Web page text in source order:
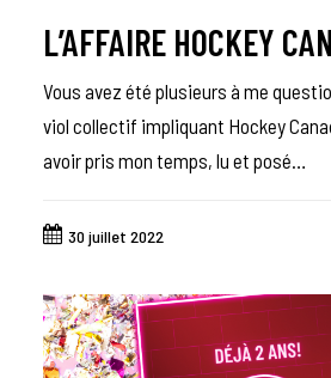
L’AFFAIRE HOCKEY
Vous avez été plusieurs à me
viol collectif impliquant Hockey
avoir pris mon temps, lu et posé…
30 juillet 2022